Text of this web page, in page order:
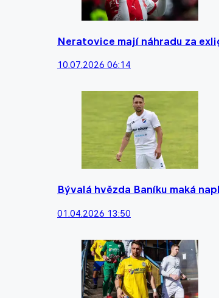
Neratovice mají náhradu za
10.07.2026 06:14
Bývalá hvězda Baníku maká
01.04.2026 13:50